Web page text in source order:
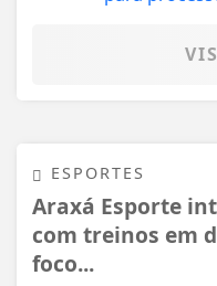
ESPORTES
Araxá Esporte
com treinos em
foco...